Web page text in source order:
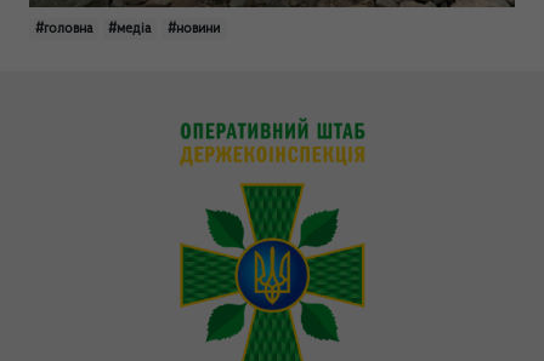
#головна #медіа #новини